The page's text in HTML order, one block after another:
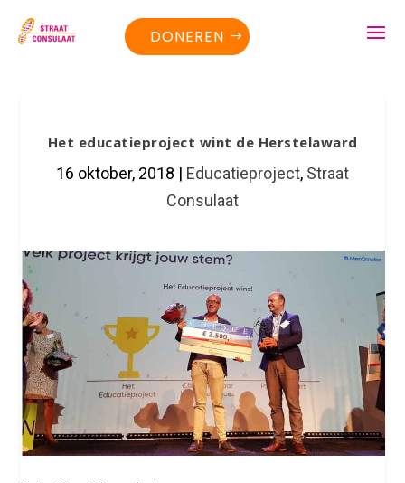
DONEREN
Het educatieproject wint de Herstelaward
16 oktober, 2018 | Educatieproject, Straat
Consulaat